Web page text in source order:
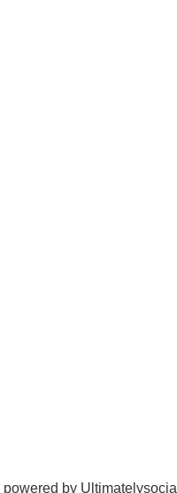
powered by Ultimatelysocial